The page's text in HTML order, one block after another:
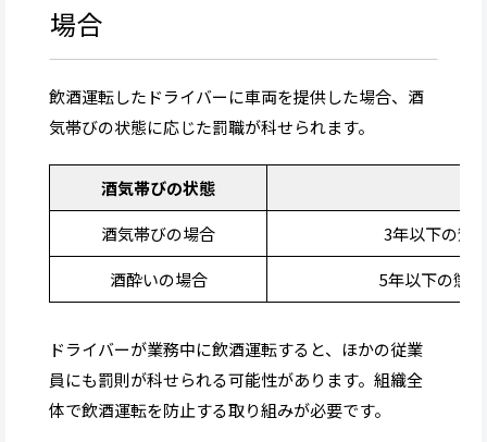
場合
飲酒運転したドライバーに車両を提供した場合、酒
気帯びの状態に応じた罰職が科せられます。
酒気帯びの状態
酒気帯びの場合
3年以下の懲
酒酔いの場合
5年以下の懲
ドライバーが業務中に飲酒運転すると、ほかの従業
員にも罰則が科せられる可能性があります。組織全
体で飲酒運転を防止する取り組みが必要です。